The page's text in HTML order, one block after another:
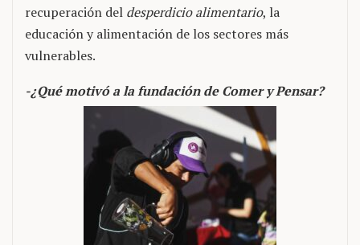
recuperación del desperdicio alimentario, la
educación y alimentación de los sectores más
vulnerables.
-¿Qué motivó a la fundación de Comer y Pensar?